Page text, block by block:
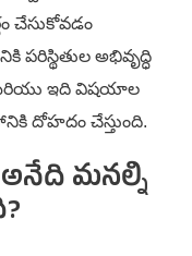
చేసుకోవడం
పరిస్థితుల అభివృద్ధి
మరియు ఇది విషయాల
దోహదం చేస్తుంది.
మనల్ని